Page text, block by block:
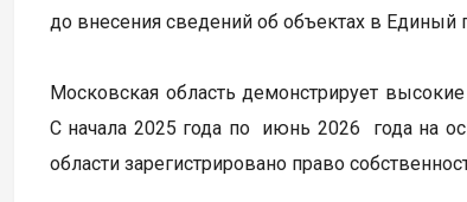
до внесения сведений об объектах в
Московская область демонстрирует
С начала 2025 года по июнь 2026 года на
области зарегистрировано право